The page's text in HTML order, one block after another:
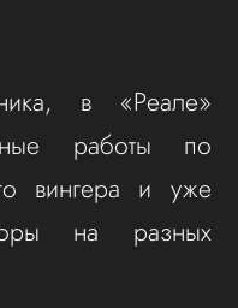
в «Реале»
работы по
вингера и уже
на разных